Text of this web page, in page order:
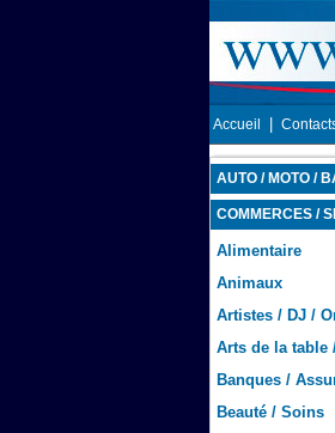
Accueil
AUTO / MOTO /
COMMERCES /
Alimentaire
Animaux
Artistes / DJ /
Arts de la table
Banques /
Beauté / Soins